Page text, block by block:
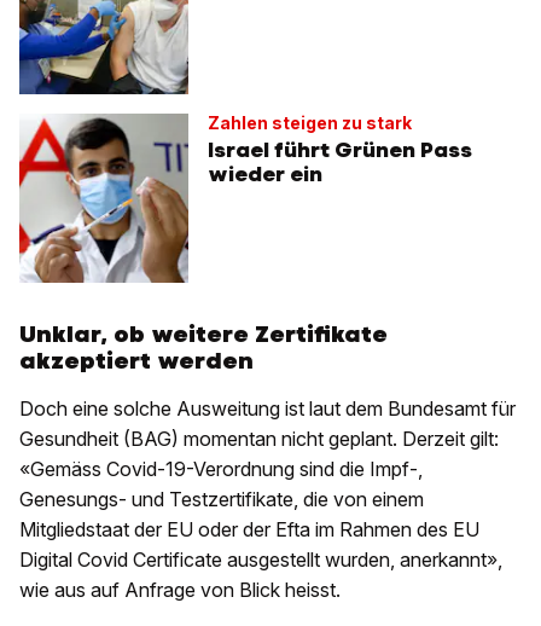
Zahlen steigen zu stark
Israel führt Grünen Pass
wieder ein
Unklar, ob weitere Zertifikate
akzeptiert werden
Doch eine solche Ausweitung ist laut dem Bundesamt für
Gesundheit (BAG) momentan nicht geplant. Derzeit gilt:
«Gemäss Covid-19-Verordnung sind die Impf-,
Genesungs- und Testzertifikate, die von einem
Mitgliedstaat der EU oder der Efta im Rahmen des EU
Digital Covid Certificate ausgestellt wurden, anerkannt»,
wie aus auf Anfrage von Blick heisst.